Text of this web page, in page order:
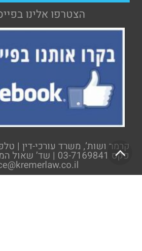
הצטרפו אלינו
גלילה
לראש